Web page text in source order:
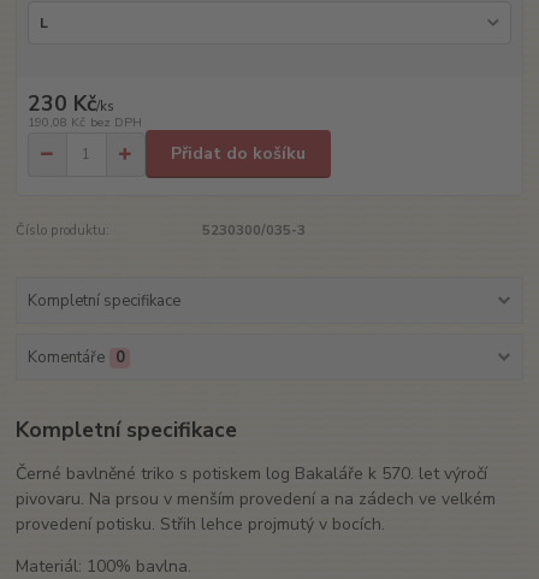
230 Kč/ks
190,08 Kč bez DPH
Přidat do košíku
Číslo produktu: 5230300/035-3
Kompletní specifikace
Komentáře 0
Kompletní specifikace
Černé bavlněné triko s potiskem log Bakaláře k 570. let výročí
pivovaru. Na prsou v menším provedení a na zádech ve velkém
provedení potisku. Střih lehce projmutý v bocích.
Materiál: 100% bavlna.